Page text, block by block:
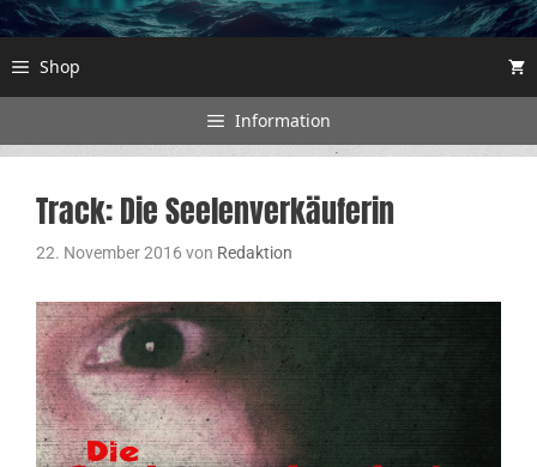
Shop
Information
Track: Die Seelenverkäuferin
22. November 2016 von Redaktion